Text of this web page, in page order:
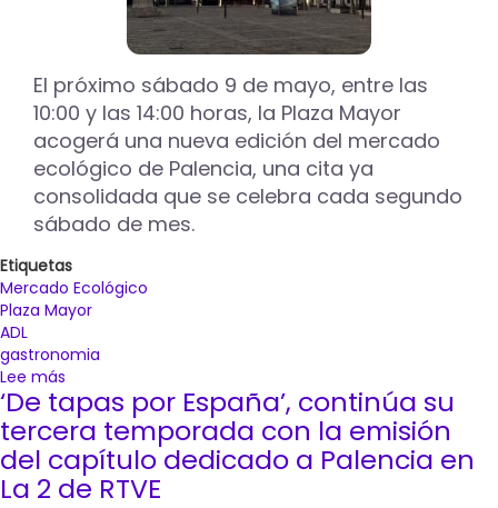
en
San
Antolín
2026
abriendo
el
plazo
la
inscripción
de
interesados
El próximo sábado 9 de mayo, entre las
10:00 y las 14:00 horas, la Plaza Mayor
acogerá una nueva edición del mercado
ecológico de Palencia, una cita ya
consolidada que se celebra cada segundo
sábado de mes.
Etiquetas
Mercado Ecológico
Plaza Mayor
ADL
gastronomia
Lee más
Degustación
de
bizcochos
y
reparto
‘De tapas por España’, continúa su
tercera temporada con la emisión
del capítulo dedicado a Palencia en
La 2 de RTVE